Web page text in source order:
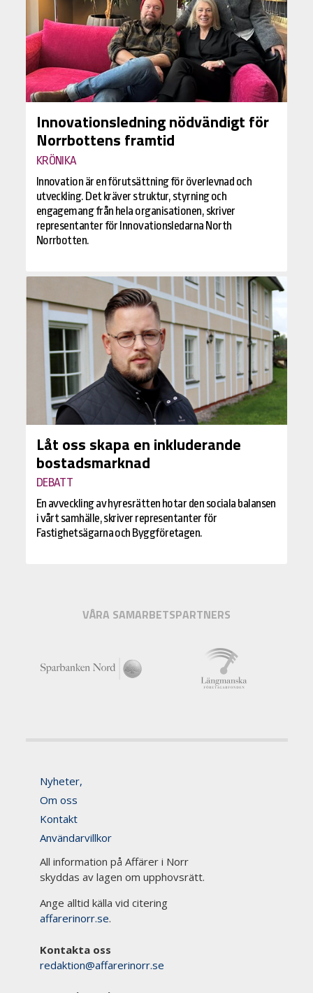
Innovationsledning nödvändigt för
Norrbottens framtid
KRÖNIKA
Innovation är en förutsättning för överlevnad och
utveckling. Det kräver struktur, styrning och
engagemang från hela organisationen, skriver
representanter för Innovationsledarna North
Norrbotten.
Låt oss skapa en inkluderande
bostadsmarknad
DEBATT
En avveckling av hyresrätten hotar den sociala balansen
i vårt samhälle, skriver representanter för
Fastighetsägarna och Byggföretagen.
VÅRA SAMARBETSPARTNERS
Nyheter,
Om oss
Kontakt
Användarvillkor
All information på Affärer i Norr
skyddas av lagen om upphovsrätt.
Ange alltid källa vid citering
affarerinorr.se.
Kontakta oss
redaktion@affarerinorr.se